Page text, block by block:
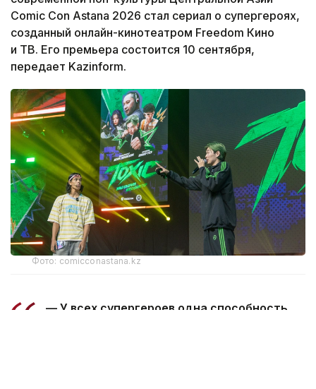
Comic Con Astana 2026 стал сериал о супергероях,
созданный онлайн-кинотеатром Freedom Кино
и ТВ. Его премьера состоится 10 сентября,
передает Kazinform.
Фото: comicconastana.kz
— У всех супергероев одна способность